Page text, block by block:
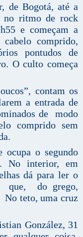
de Bogotá, até a
no ritmo de rock
e começam a
comprido,
pontudos de
O culto começa
contam os
a entrada de
de modo
comprido sem
o segundo
No interior, em
dá para ler o
que, do grego,
No teto, uma cruz
González, 31